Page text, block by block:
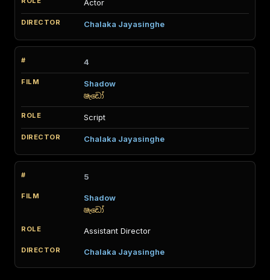
Actor
Chalaka Jayasinghe
4
Shadow
ෂැඩෝ
Script
Chalaka Jayasinghe
5
Shadow
ෂැඩෝ
Assistant Director
Chalaka Jayasinghe